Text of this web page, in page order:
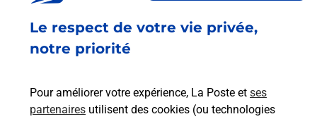
Le respect de votre vie privée,
notre priorité
Pour améliorer votre expérience, La Poste et ses
partenaires utilisent des cookies (ou technologies
Besoin d’un système de téléassistance à l’intérieur
STRASBOURG HAUTEPIERRE.